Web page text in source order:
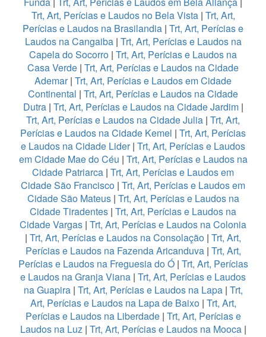
Trt, Art, Perícias e Laudos no Bela Vista| Trt, Art,
Perícias e Laudos na Brasilandia | Trt, Art, Perícias e
Laudos na Cangaiba| Trt, Art, Perícias e Laudos na
Capela do Socorro | Trt, Art, Perícias e Laudos na
Casa Verde | Trt, Art, Perícias e Laudos na Cidade
Ademar| Trt, Art, Perícias e Laudos em Cidade
Continental | Trt, Art, Perícias e Laudos na Cidade
Dutra | Trt, Art, Perícias e Laudos na Cidade Jardim|
Trt, Art, Perícias e Laudos na Cidade Julia | Trt, Art,
Perícias e Laudos na Cidade Kemel | Trt, Art, Perícias
e Laudos na Cidade Lider| Trt, Art, Perícias e Laudos
em Cidade Mae do Céu | Trt, Art, Perícias e Laudos na
Cidade Patriarca | Trt, Art, Perícias e Laudos em
Cidade São Francisco | Trt, Art, Perícias e Laudos em
Cidade São Mateus| Trt, Art, Perícias e Laudos na
Cidade Tiradentes | Trt, Art, Perícias e Laudos na
Cidade Vargas | Trt, Art, Perícias e Laudos na Colonia
| Trt, Art, Perícias e Laudos na Consolação | Trt, Art,
Perícias e Laudos na Fazenda Aricanduva| Trt, Art,
Perícias e Laudos na Freguesia do Ó| Trt, Art, Perícias
e Laudos na Granja Viana | Trt, Art, Perícias e Laudos
na Guapira| Trt, Art, Perícias e Laudos na Lapa| Trt,
Art, Perícias e Laudos na Lapa de Baixo | Trt, Art,
Perícias e Laudos na Liberdade | Trt, Art, Perícias e
Laudos na Luz| Trt, Art, Perícias e Laudos na Mooca|